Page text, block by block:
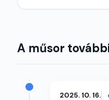
A műsor
2025. 10. 16.